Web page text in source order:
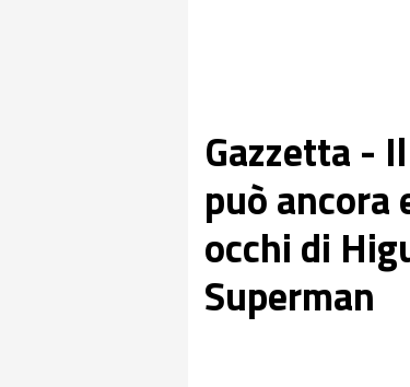
Gazzetta -
può ancora
occhi di
Superman